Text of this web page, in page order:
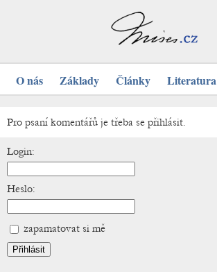
O nás Základy Články Literatura
Pro psaní komentářů je třeba se přihlásit.
Login:
Heslo:
zapamatovat si mě